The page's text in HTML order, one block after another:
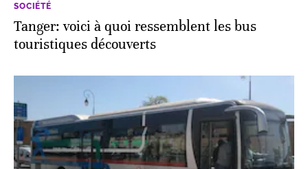
SOCIÉTÉ
Tanger: voici à quoi ressemblent les bus
touristiques découverts